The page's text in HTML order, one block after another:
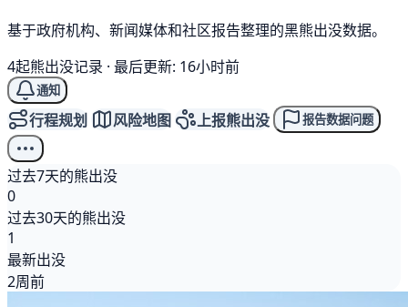
基于政府机构、新闻媒体和社区报告整理的黑熊出没数据。
4起熊出没记录 · 最后更新: 16小时前
通知
行程规划 风险地图 上报熊出没 报告数据问题
过去7天的熊出没
0
过去30天的熊出没
1
最新出没
2周前